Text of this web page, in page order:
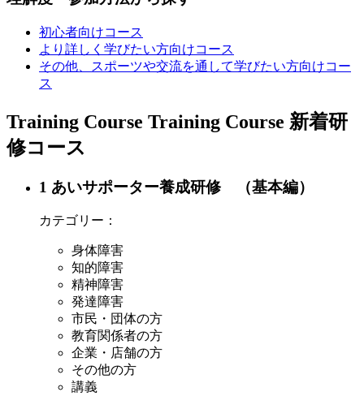
初心者向けコース
より詳しく学びたい方向けコース
その他、スポーツや交流を通して学びたい方向けコー
ス
Training Course Training Course 新着研
修コース
1 あいサポーター養成研修 （基本編）
カテゴリー：
身体障害
知的障害
精神障害
発達障害
市民・団体の方
教育関係者の方
企業・店舗の方
その他の方
講義